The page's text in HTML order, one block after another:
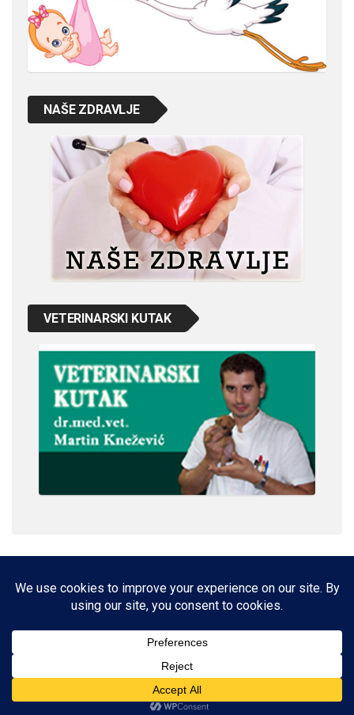
NAŠE ZDRAVLJE
VETERINARSKI KUTAK
IMPRESSUM